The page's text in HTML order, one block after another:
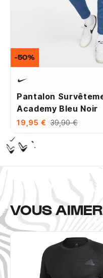
Pantalon
Academy Bleu Noir
19,95 € 39,90 €
-50%
VOUS